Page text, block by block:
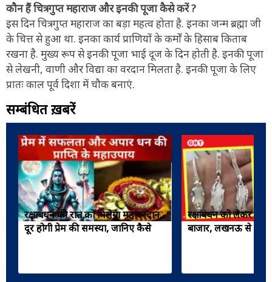
कौन हैं चित्रगुप्त महाराज और इनकी पूजा कैसे करें ?
इस दिन चित्रगुप्त महाराज का बड़ा महत्व होता है. इनका जन्म ब्रह्मा जी
के चित्त से हुआ था. इनका कार्य प्राणियों के कर्मों के हिसाब किताब
रखना है. मुख्य रूप से इनकी पूजा भाई दूज के दिन होती है. इनकी पूजा
से लेखनी, वाणी और विद्या का वरदान मिलता है. इनकी पूजा के लिए
प्रातः काल पूर्व दिशा में चौक बनाएं.
सम्बंधित ख़बरें
रक्षाबंधन की रात को मिलेगा महावरदान,
दूर होगी प्रेम की समस्या, जानिए कैसे
रक्षाबंधन को लेकर
बाजार, लखनऊ से देखिए